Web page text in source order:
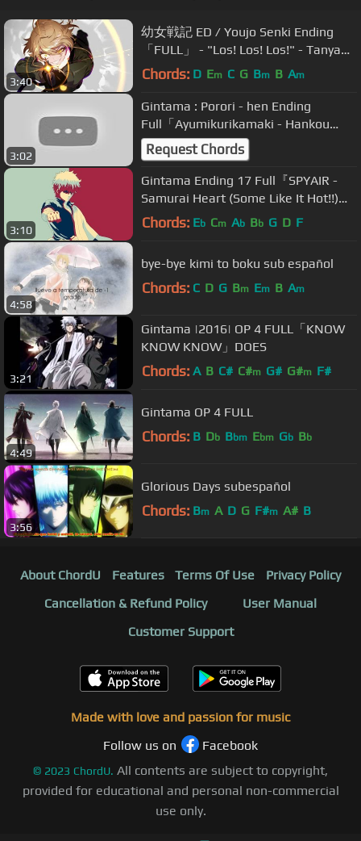
3:40
幼女戦記 ED / Youjo Senki Ending
「FULL」 - "Los! Los! Los!" - Tanya
Degurechaff (悠木 碧)
Chords: D Em C G Bm B Am
3:02
Gintama : Porori - hen Ending
Full「Ayumikurikamaki - Hankou
Seimei」
Request Chords
3:10
Gintama Ending 17 Full『SPYAIR -
Samurai Heart (Some Like It Hot!!)』
【ENG Sub】
Chords: Eb Cm Ab Bb G D F
4:58
bye-bye kimi to boku sub español
Chords: C D G Bm Em B Am
3:21
Gintama |2016| OP 4 FULL「KNOW
KNOW KNOW」DOES
Chords: A B C# C#m G# G#m F#
4:49
Gintama OP 4 FULL
Chords: B Db Bbm Ebm Gb Bb
3:56
Glorious Days subespañol
Chords: Bm A D G F#m A# B
About ChordU Features Terms Of Use
Privacy Policy
Cancellation & Refund Policy
User Manual
Customer Support
Made with love and passion for music
Follow us on
Facebook
© 2023 ChordU. All contents are subject to copyright,
provided for educational and personal non-commercial
use only.